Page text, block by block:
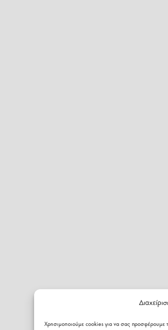
Χρησιμοποιούμε cookies για να σας προσφέρουμε